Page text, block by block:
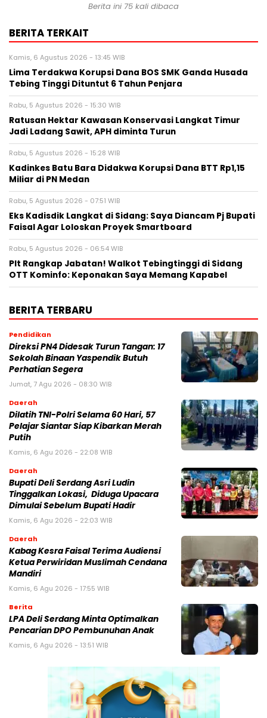
Berita ini 75 kali dibaca
BERITA TERKAIT
Kamis, 6 Agustus 2026 - 13:45 WIB
Lima Terdakwa Korupsi Dana BOS SMK Ganda Husada
Tebing Tinggi Dituntut 6 Tahun Penjara
Rabu, 5 Agustus 2026 - 15:30 WIB
Ratusan Hektar Kawasan Konservasi Langkat Timur
Jadi Ladang Sawit, APH diminta Turun
Rabu, 5 Agustus 2026 - 15:28 WIB
Kadinkes Batu Bara Didakwa Korupsi Dana BTT Rp1,15
Miliar di PN Medan
Rabu, 5 Agustus 2026 - 07:51 WIB
Eks Kadisdik Langkat di Sidang: Saya Diancam Pj Bupati
Faisal Agar Loloskan Proyek Smartboard
Rabu, 5 Agustus 2026 - 06:54 WIB
Plt Rangkap Jabatan! Walkot Tebingtinggi di Sidang
OTT Kominfo: Keponakan Saya Memang Kapabel
BERITA TERBARU
Pendidikan
Direksi PN4 Didesak Turun Tangan: 17
Sekolah Binaan Yaspendik Butuh
Perhatian Segera
Jumat, 7 Agu 2026 - 08:30 WIB
Daerah
Dilatih TNI-Polri Selama 60 Hari, 57
Pelajar Siantar Siap Kibarkan Merah
Putih
Kamis, 6 Agu 2026 - 22:08 WIB
Daerah
Bupati Deli Serdang Asri Ludin
Tinggalkan Lokasi, Diduga Upacara
Dimulai Sebelum Bupati Hadir
Kamis, 6 Agu 2026 - 22:03 WIB
Daerah
Kabag Kesra Faisal Terima Audiensi
Ketua Perwiridan Muslimah Cendana
Mandiri
Kamis, 6 Agu 2026 - 17:55 WIB
Berita
LPA Deli Serdang Minta Optimalkan
Pencarian DPO Pembunuhan Anak
Kamis, 6 Agu 2026 - 13:51 WIB